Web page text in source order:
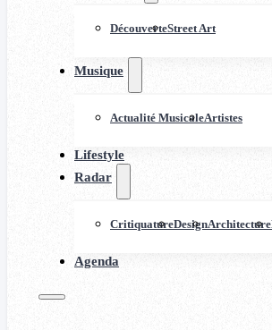
DécouverteStreet Art
Musique
Actualité MusicaleArtistes
Lifestyle
Radar
CritiquatureDesignArchitecture
Agenda